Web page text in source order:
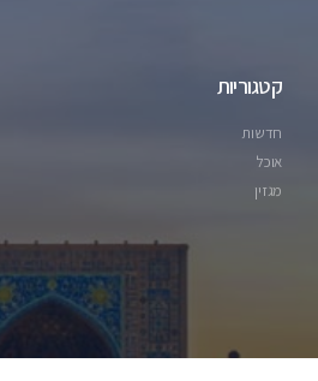
קטגוריות
חדשות
אוכל
מגזין